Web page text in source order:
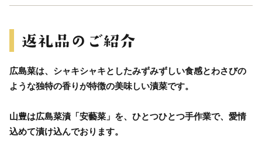
広島菜は、シャキシャキとしたみずみずしい食感とわさびの
ような独特の香りが特徴の美味しい漬菜です。
山豊は広島菜漬「安藝菜」を、ひとつひとつ手作業で、愛情
込めて漬け込んでおります。